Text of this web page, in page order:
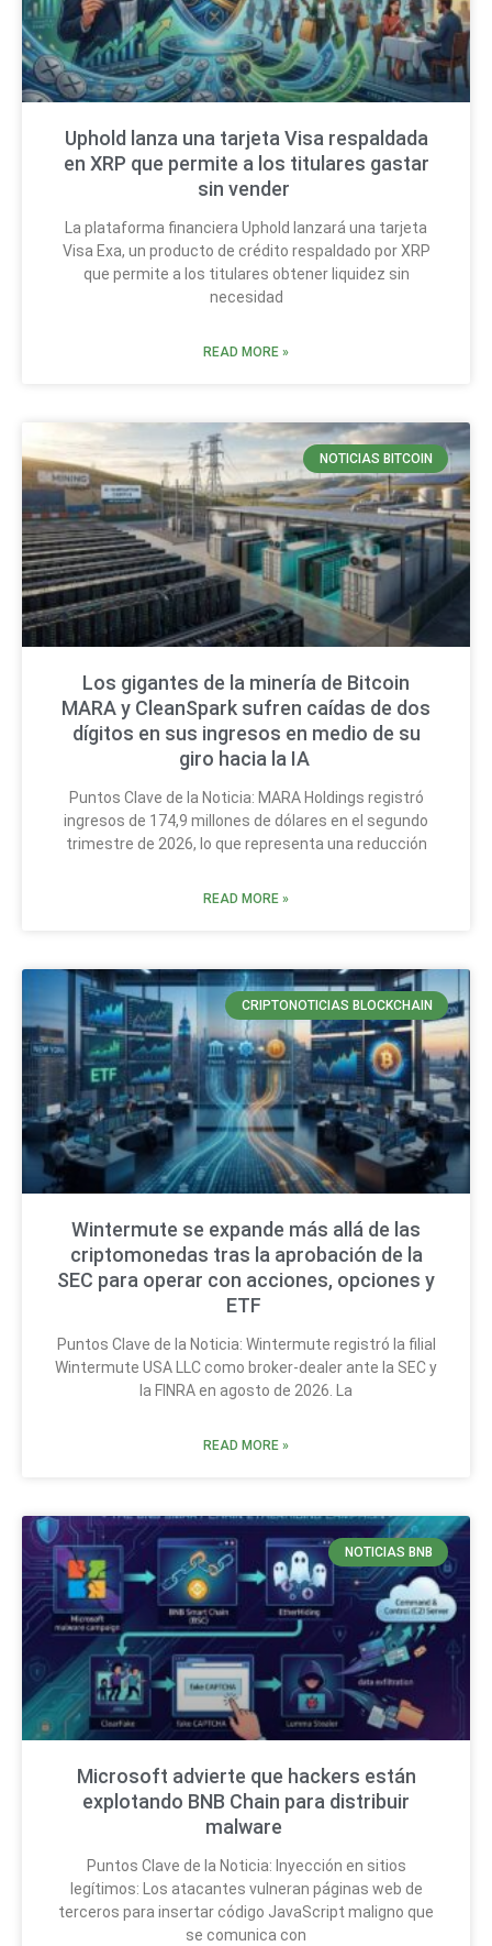
Uphold lanza una tarjeta Visa respaldada
en XRP que permite a los titulares gastar
sin vender
La plataforma financiera Uphold lanzará una tarjeta
Visa Exa, un producto de crédito respaldado por XRP
que permite a los titulares obtener liquidez sin
necesidad
READ MORE »
NOTICIAS BITCOIN
Los gigantes de la minería de Bitcoin
MARA y CleanSpark sufren caídas de dos
dígitos en sus ingresos en medio de su
giro hacia la IA
Puntos Clave de la Noticia: MARA Holdings registró
ingresos de 174,9 millones de dólares en el segundo
trimestre de 2026, lo que representa una reducción
READ MORE »
CRIPTONOTICIAS BLOCKCHAIN
Wintermute se expande más allá de las
criptomonedas tras la aprobación de la
SEC para operar con acciones, opciones y
ETF
Puntos Clave de la Noticia: Wintermute registró la filial
Wintermute USA LLC como broker-dealer ante la SEC y
la FINRA en agosto de 2026. La
READ MORE »
NOTICIAS BNB
Microsoft advierte que hackers están
explotando BNB Chain para distribuir
malware
Puntos Clave de la Noticia: Inyección en sitios
legítimos: Los atacantes vulneran páginas web de
terceros para insertar código JavaScript maligno que
se comunica con